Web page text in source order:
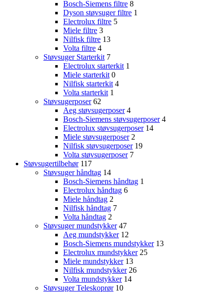
Bosch-Siemens filtre 8
Dyson støvsuger filtre 1
Electrolux filtre 5
Miele filtre 3
Nilfisk filtre 13
Volta filtre 4
Støvsuger Starterkit 7
Electrolux starterkit 1
Miele starterkit 0
Nilfisk starterkit 4
Volta starterkit 1
Støvsugerposer 62
Aeg støvsugerposer 4
Bosch-Siemens støvsugerposer 4
Electrolux støvsugerposer 14
Miele støvsugerposer 2
Nilfisk støvsugerposer 19
Volta støvsugerposer 7
Støvsugertilbehør 117
Støvsuger håndtag 14
Bosch-Siemens håndtag 1
Electrolux håndtag 6
Miele håndtag 2
Nilfisk håndtag 7
Volta håndtag 2
Støvsuger mundstykker 47
Aeg mundstykker 12
Bosch-Siemens mundstykker 13
Electrolux mundstykker 25
Miele mundstykker 13
Nilfisk mundstykker 26
Volta mundstykker 14
Støvsuger Teleskoprør 10